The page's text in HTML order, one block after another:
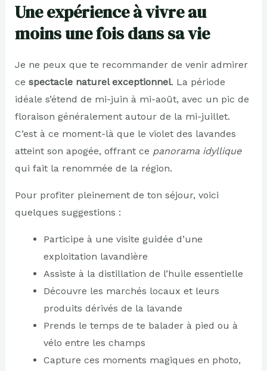
Une expérience à vivre au
moins une fois dans sa vie
Je ne peux que te recommander de venir admirer
ce spectacle naturel exceptionnel. La période
idéale s’étend de mi-juin à mi-août, avec un pic de
floraison généralement autour de la mi-juillet.
C’est à ce moment-là que le violet des lavandes
atteint son apogée, offrant ce panorama idyllique
qui fait la renommée de la région.
Pour profiter pleinement de ton séjour, voici
quelques suggestions :
Participe à une visite guidée d’une
exploitation lavandière
Assiste à la distillation de l’huile essentielle
Découvre les marchés locaux et leurs
produits dérivés de la lavande
Prends le temps de te balader à pied ou à
vélo entre les champs
Capture ces moments magiques en photo,